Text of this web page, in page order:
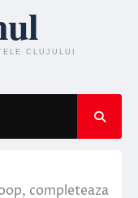
completeaza